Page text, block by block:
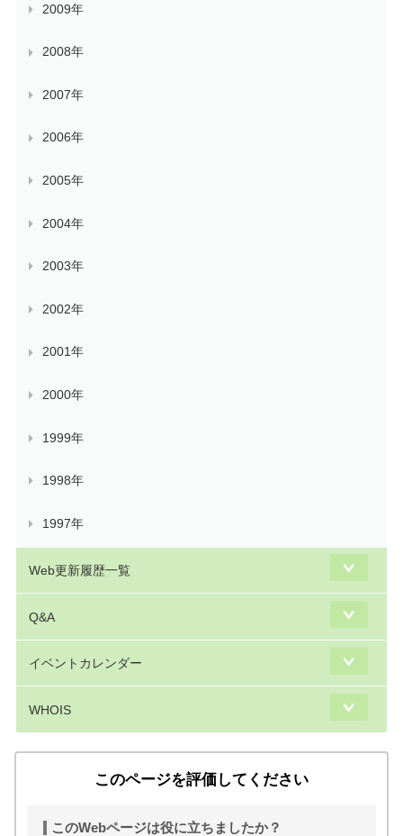
2009年
2008年
2007年
2006年
2005年
2004年
2003年
2002年
2001年
2000年
1999年
1998年
1997年
Web更新履歴一覧
Q&A
イベントカレンダー
WHOIS
このページを評価してください
このWebページは役に立ちましたか？